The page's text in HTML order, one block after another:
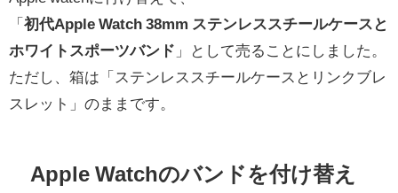
「 初代Apple Watch 38mm ステンレススチールケースと
ホワイトスポーツバンド 」として売ることにしました。
ただし、箱は「ステンレススチールケースとリンクブレ
スレット」のままです。
Apple Watchのバンドを付け替え